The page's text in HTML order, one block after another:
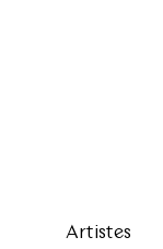
Artistes